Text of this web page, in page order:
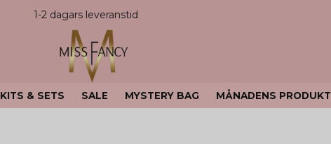
1-2 dagars leveranstid
KITS & SETS SALE MYSTERY BAG MÅNADENS PRODUKT